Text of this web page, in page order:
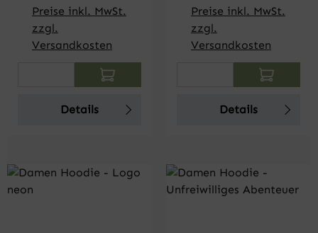
Preise inkl. MwSt.
zzgl.
Versandkosten
Produkt Anzahl: Gib den gewünschten
Details
Preise inkl. MwSt.
zzgl.
Versandkosten
Produkt Anzahl:
Details